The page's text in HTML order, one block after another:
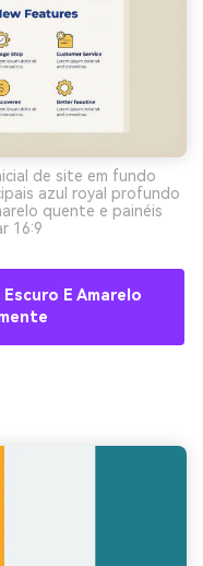
de site em fundo
azul royal profundo
quente e painéis
16:9
E Amarelo